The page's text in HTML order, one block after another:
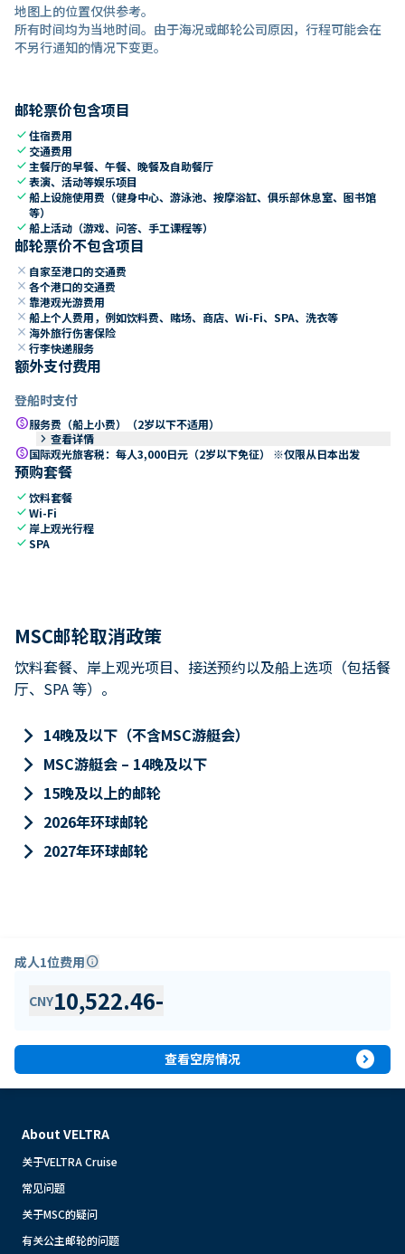
地图上的位置仅供参考。
所有时间均为当地时间。由于海况或邮轮公司原因，行程可能会在
不另行通知的情况下变更。
邮轮票价包含项目
check住宿费用
check 交通费用
check 主餐厅的早餐、午餐、晚餐及自助餐厅
check表演、活动等娱乐项目
check船上设施使用费（健身中心、游泳池、按摩浴缸、俱乐部休息室、图书馆
等）
check船上活动（游戏、问答、手工课程等）
邮轮票价不包含项目
close 自家至港口的交通费
close 各个港口的交通费
close 靠港观光游费用
close 船上个人费用，例如饮料费、赌场、商店、Wi-Fi、SPA、洗衣等
close 海外旅行伤害保险
close 行李快递服务
额外支付费用
登船时支付
paid服务费（船上小费）（2岁以下不适用）
keyboard_arrow_right 查看详情
paid国际观光旅客税：每人3,000日元（2岁以下免征） ※仅限从日本出发
预购套餐
check饮料套餐
checkWi-Fi
check 岸上观光行程
checkSPA
MSC邮轮取消政策
饮料套餐、岸上观光项目、接送预约以及船上选项（包括餐
厅、SPA 等）。
keyboard_arrow_right 14晚及以下（不含MSC游艇会）
keyboard_arrow_right MSC游艇会 – 14晚及以下
keyboard_arrow_right 15晚及以上的邮轮
keyboard_arrow_right 2026年环球邮轮
keyboard_arrow_right 2027年环球邮轮
成人1位费用info
CNY10,522.46-
查看空房情况 expand_circle_right
About VELTRA
关于VELTRA Cruise
常见问题
关于MSC的疑问
有关公主邮轮的问题